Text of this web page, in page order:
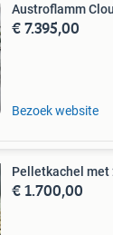
Austroflamm
€ 7.395,00
Bezoek website
€ 1.700,00